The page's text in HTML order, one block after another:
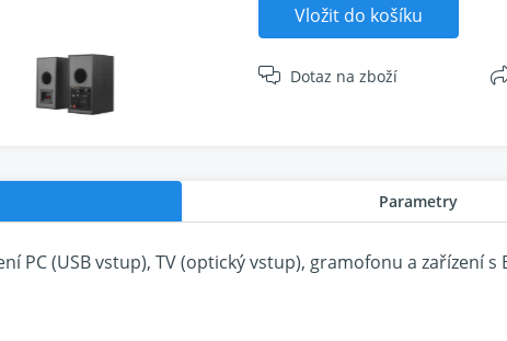
Vložit do košíku
Dotaz na zboží
Parametry
PC (USB vstup), TV (optický vstup), gramofonu a zařízení s